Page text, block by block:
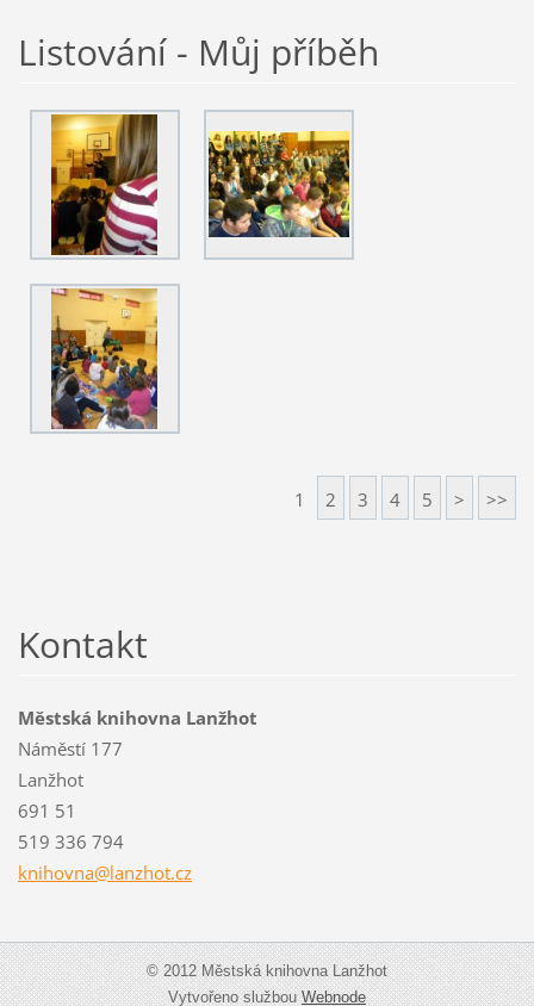
Listování - Můj příběh
1 2 3 4 5 > >>
Kontakt
Městská knihovna Lanžhot
Náměstí 177
Lanžhot
691 51
519 336 794
knihovna@lanzhot.cz
© 2012 Městská knihovna Lanžhot
Vytvořeno službouWebnode